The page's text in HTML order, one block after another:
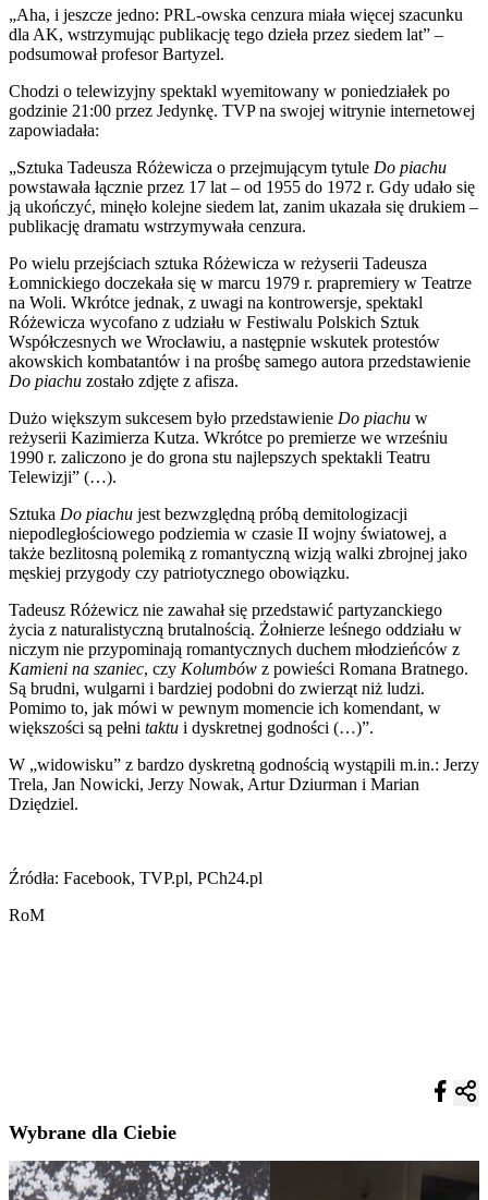
„Aha, i jeszcze jedno: PRL-owska cenzura miała więcej szacunku
dla AK, wstrzymując publikację tego dzieła przez siedem lat” –
podsumował profesor Bartyzel.
Chodzi o telewizyjny spektakl wyemitowany w poniedziałek po
godzinie 21:00 przez Jedynkę. TVP na swojej witrynie internetowej
zapowiadała:
„Sztuka Tadeusza Różewicza o przejmującym tytule Do piachu
powstawała łącznie przez 17 lat – od 1955 do 1972 r. Gdy udało się
ją ukończyć, minęło kolejne siedem lat, zanim ukazała się drukiem –
publikację dramatu wstrzymywała cenzura.
Po wielu przejściach sztuka Różewicza w reżyserii Tadeusza
Łomnickiego doczekała się w marcu 1979 r. prapremiery w Teatrze
na Woli. Wkrótce jednak, z uwagi na kontrowersje, spektakl
Różewicza wycofano z udziału w Festiwalu Polskich Sztuk
Współczesnych we Wrocławiu, a następnie wskutek protestów
akowskich kombatantów i na prośbę samego autora przedstawienie
Do piachu zostało zdjęte z afisza.
Dużo większym sukcesem było przedstawienie Do piachu w
reżyserii Kazimierza Kutza. Wkrótce po premierze we wrześniu
1990 r. zaliczono je do grona stu najlepszych spektakli Teatru
Telewizji” (…).
Sztuka Do piachu jest bezwzględną próbą demitologizacji
niepodległościowego podziemia w czasie II wojny światowej, a
także bezlitosną polemiką z romantyczną wizją walki zbrojnej jako
męskiej przygody czy patriotycznego obowiązku.
Tadeusz Różewicz nie zawahał się przedstawić partyzanckiego
życia z naturalistyczną brutalnością. Żołnierze leśnego oddziału w
niczym nie przypominają romantycznych duchem młodzieńców z
Kamieni na szaniec, czy Kolumbów z powieści Romana Bratnego.
Są brudni, wulgarni i bardziej podobni do zwierząt niż ludzi.
Pomimo to, jak mówi w pewnym momencie ich komendant, w
większości są pełni taktu i dyskretnej godności (…)”.
W „widowisku” z bardzo dyskretną godnością wystąpili m.in.: Jerzy
Trela, Jan Nowicki, Jerzy Nowak, Artur Dziurman i Marian
Dziędziel.
Źródła: Facebook, TVP.pl, PCh24.pl
RoM
Wybrane dla Ciebie